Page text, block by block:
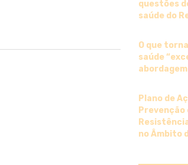
questões
saúde do
O que
saúde
abordagem
Plano de
Prevenção
no Âmbito